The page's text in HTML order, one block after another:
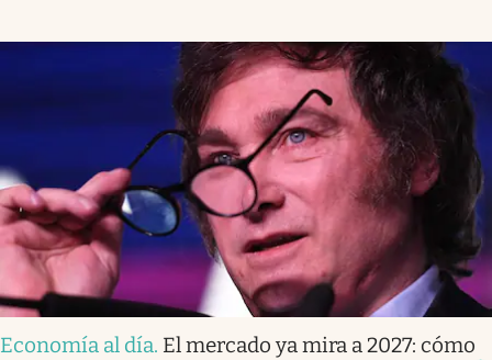
Economía al día. El mercado ya mira a 2027: cómo